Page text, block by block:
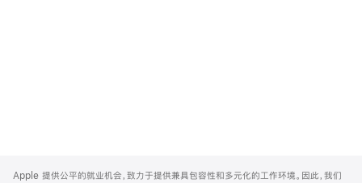
Footer
Apple 提供公平的就业机会，致力于提供兼具包容性和多元化的工作环境。因此，我们